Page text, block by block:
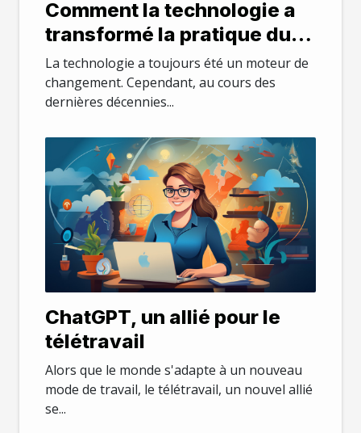
Comment la technologie a
transformé la pratique du
droit
La technologie a toujours été un moteur de
changement. Cependant, au cours des
dernières décennies...
ChatGPT, un allié pour le
télétravail
Alors que le monde s'adapte à un nouveau
mode de travail, le télétravail, un nouvel allié
se...